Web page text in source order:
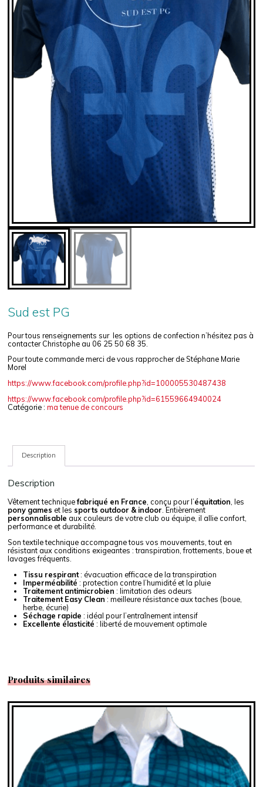
Sud est PG
Pour tous renseignements sur les options de confection n’hésitez pas à
contacter Christophe au 06 25 50 68 35.
Pour toute commande merci de vous rapprocher de Stéphane Marie
Morel
https://www.facebook.com/profile.php?id=100005530487438
https://www.facebook.com/profile.php?id=61559664940024
Catégorie :ma tenue de concours
Description
Description
Vêtement techniquefabriqué en France, conçu pour l’équitation, les
pony games et les sports outdoor & indoor. Entièrement
personnalisable aux couleurs de votre club ou équipe, il allie confort,
performance et durabilité.
Son textile technique accompagne tous vos mouvements, tout en
résistant aux conditions exigeantes : transpiration, frottements, boue et
lavages fréquents.
Tissu respirant: évacuation efficace de la transpiration
Imperméabilité : protection contre l’humidité et la pluie
Traitement antimicrobien : limitation des odeurs
Traitement Easy Clean : meilleure résistance aux taches (boue,
herbe, écurie)
Séchage rapide : idéal pour l’entraînement intensif
Excellente élasticité : liberté de mouvement optimale
Produits similaires